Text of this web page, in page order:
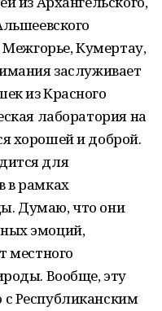
Межгорье, Кумертау,
заслуживает
из Красного
лаборатория на
хорошей и доброй.
для
в рамках
Думаю, что они
эмоций,
местного
Вообще, эту
Республиканским